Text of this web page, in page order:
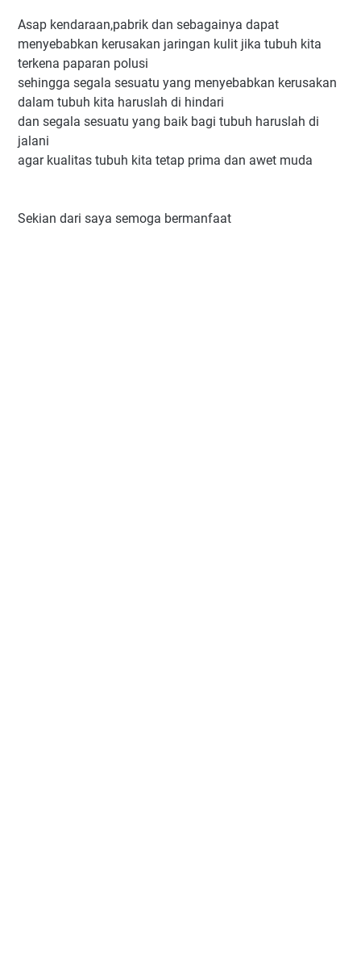
Asap kendaraan,pabrik dan sebagainya dapat
menyebabkan kerusakan jaringan kulit jika tubuh kita
terkena paparan polusi
sehingga segala sesuatu yang menyebabkan kerusakan
dalam tubuh kita haruslah di hindari
dan segala sesuatu yang baik bagi tubuh haruslah di
jalani
agar kualitas tubuh kita tetap prima dan awet muda
Sekian dari saya semoga bermanfaat